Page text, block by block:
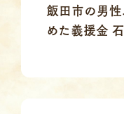
飯田市の男
めた義援金